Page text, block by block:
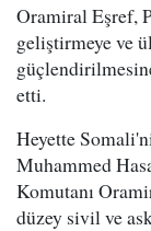
Oramiral Eşref,
geliştirmeye ve
etti.
Heyette
Muhammed
Komutanı
düzey sivil ve